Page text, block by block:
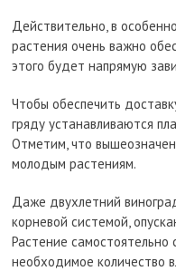
Действительно, в
растения очень важно
этого будет напрямую
Чтобы обеспечить
гряду устанавливаются
Отметим, что
молодым растениям.
Даже двухлетний
корневой системой,
Растение самостоятельно
необходимое количество